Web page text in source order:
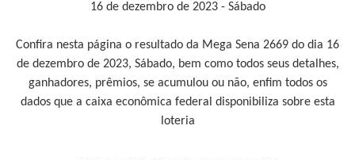
16 de dezembro de 2023 - Sábado
Confira nesta página o resultado da Mega Sena 2669 do dia 16
de dezembro de 2023, Sábado, bem como todos seus detalhes,
ganhadores, prêmios, se acumulou ou não, enfim todos os
dados que a caixa econômica federal disponibiliza sobre esta
loteria